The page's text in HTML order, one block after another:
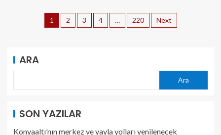
1 2 3 4 … 220 Next
ARA
Ara
SON YAZILAR
Konyaaltı’nın merkez ve yayla yolları yenilenecek